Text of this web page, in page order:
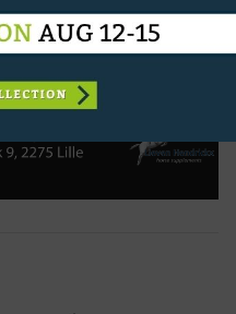
REGIO,OOST-VLAANDEREN